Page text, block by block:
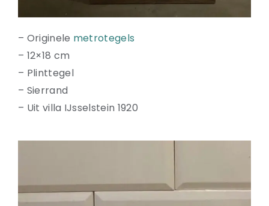
PORSELEINEN BAKKEN
– Originele metrotegels
– 12×18 cm
– Plinttegel
– Sierrand
– Uit villa IJsselstein 1920